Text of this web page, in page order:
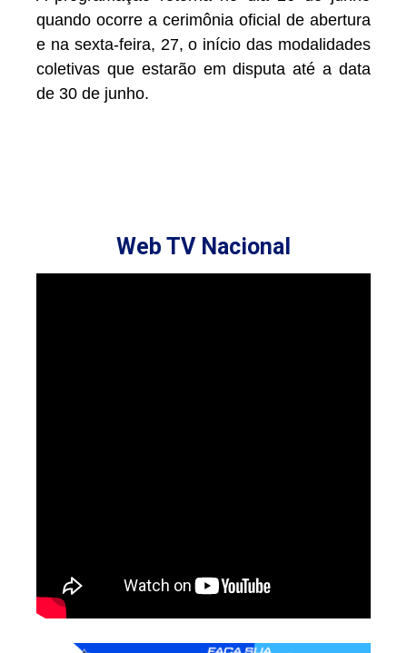
quando ocorre a cerimônia oficial de abertura
e na sexta-feira, 27, o início das modalidades
coletivas que estarão em disputa até a data
de 30 de junho.
Web TV Nacional